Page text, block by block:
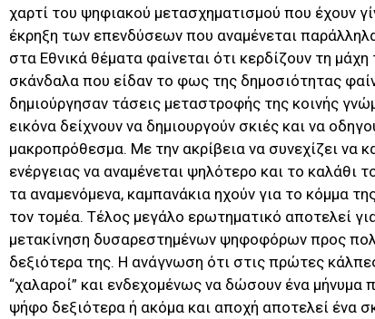
χαρτί του ψηφιακού μετασχηματισμού που έχουν
έκρηξη των επενδύσεων που αναμένεται
στα Εθνικά θέματα φαίνεται ότι κερδίζουν τη
σκάνδαλα που είδαν το φως της δημοσιότητας
δημιούργησαν τάσεις μεταστροφής της κοινής
εικόνα δείχνουν να δημιουργούν σκιές και να
μακροπρόθεσμα. Με την ακρίβεια να συνεχίζει να
ενέργειας να αναμένεται ψηλότερο και το καλάθι
τα αναμενόμενα, καμπανάκια ηχούν για το κόμμα
τον τομέα. Τέλος μεγάλο ερωτηματικό αποτελεί
μετακίνηση δυσαρεστημένων ψηφοφόρων προς
δεξιότερα της. Η ανάγνωση ότι στις πρώτες
“χαλαροί” και ενδεχομένως να δώσουν ένα μήνυμα
ψήφο δεξιότερα ή ακόμα και αποχή αποτελεί ένα